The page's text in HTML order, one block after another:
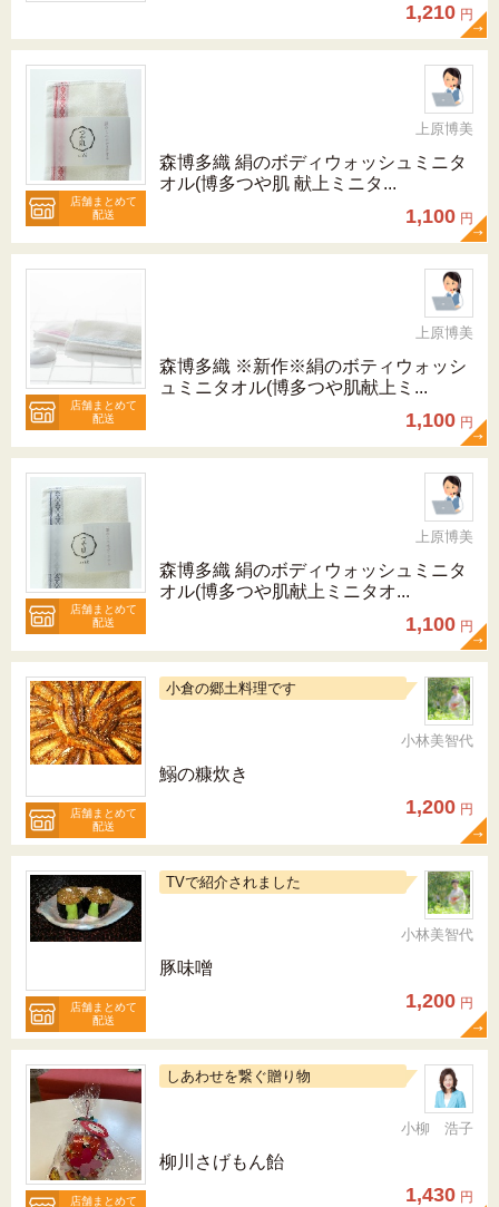
1,210 円
店舗まとめて
配送
上原博美
森博多織 絹のボディウォッシュミニタ
オル(博多つや肌 献上ミニタ...
1,100 円
店舗まとめて
配送
上原博美
森博多織 ※新作※絹のボティウォッシ
ュミニタオル(博多つや肌献上ミ...
1,100 円
店舗まとめて
配送
上原博美
森博多織 絹のボディウォッシュミニタ
オル(博多つや肌献上ミニタオ...
1,100 円
店舗まとめて
配送
小倉の郷土料理です
小林美智代
鰯の糠炊き
1,200 円
店舗まとめて
配送
TVで紹介されました
小林美智代
豚味噌
1,200 円
店舗まとめて
しあわせを繋ぐ贈り物
小柳 浩子
柳川さげもん飴
1,430 円